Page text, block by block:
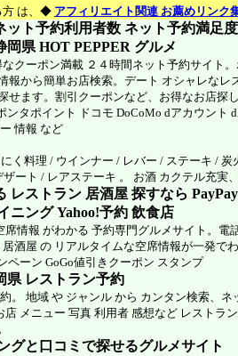
方 は、◆ アフィリエイト関連 お薦めリンク
ット予約利用者数 ネット予約満足
岡県 HOT PEPPER グルメ
クーポン満載 ２４時間ネット予約サイト
報から簡単お店検索。デート オシャレなレ
せます。割引クーポンなど、お得なお店探
ンタポイント ドコモ DoCoMo dアカウント
情報 など
く料理 / ウインナー / レバー / ステーキ / 炭
ート / レアステーキ 。 お酒 カクテル充実
レストラン 居酒屋 探すなら
ニング Yahoo!予約 飲食店
席情報 がわかる 予約専門グルメサイト。電
酒屋 の リアルタイムな空席情報が一発で
ペーン GoGo値引きクーポン スタンプ
県 レストラン予約
。 地域 や ジャンル から カンタン検索、ネ
メニュー 写真 利用者 感想など レストラ
グと口コミで探せるグルメサイト